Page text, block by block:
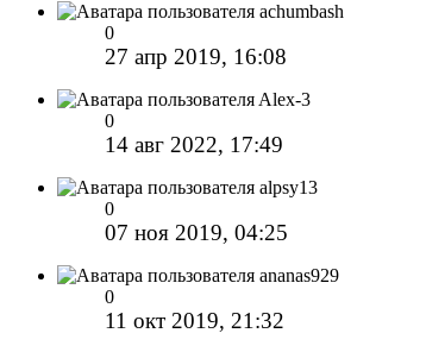
achumbash
0
27 апр 2019, 16:08
Alex-3
0
14 авг 2022, 17:49
alpsy13
0
07 ноя 2019, 04:25
ananas929
0
11 окт 2019, 21:32